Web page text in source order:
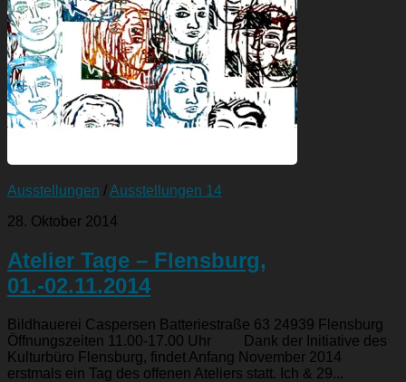
Ausstellungen /Ausstellungen 14
28. Oktober 2014
Atelier Tage – Flensburg,
01.-02.11.2014
Bildhauerei Caspersen Batteriestraße 63 24939 Flensburg
Öffnungszeiten 11.00-17.00 Uhr Dank der Initiative des
Kulturbüro Flensburg, findet Anfang November 2014
erstmals ein Tag des offenen Ateliers statt. Ich & 29...